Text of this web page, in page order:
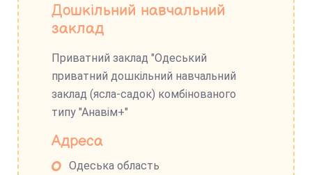
Дошкільний навчальний
заклад
Приватний заклад "Одеський
приватний дошкільний навчальний
заклад (ясла-садок) комбінованого
типу "Анавім+"
Адреса
Одеська область